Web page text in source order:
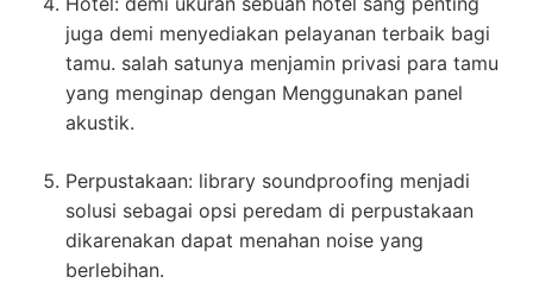
juga demi menyediakan pelayanan terbaik bagi
tamu. salah satunya menjamin privasi para tamu
yang menginap dengan Menggunakan panel
akustik.
Perpustakaan: library soundproofing menjadi
solusi sebagai opsi peredam di perpustakaan
dikarenakan dapat menahan noise yang
berlebihan.